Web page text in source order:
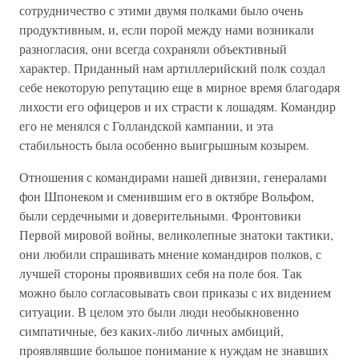
сотрудничество с этими двумя полками было очень
продуктивным, и, если порой между нами возникали
разногласия, они всегда сохраняли объективный
характер. Приданный нам артиллерийский полк создал
себе некоторую репутацию еще в мирное время благодаря
лихости его офицеров и их страсти к лошадям. Командир
его не менялся с Голландской кампании, и эта
стабильность была особенно выигрышным козырем.
Отношения с командирами нашей дивизии, генералами
фон Шпонеком и сменившим его в октябре Вольфом,
были сердечными и доверительными. Фронтовики
Первой мировой войны, великолепные знатоки тактики,
они любили спрашивать мнение командиров полков, с
лучшей стороны проявивших себя на поле боя. Так
можно было согласовывать свои приказы с их видением
ситуации. В целом это были люди необыкновенно
симпатичные, без каких-либо личных амбиций,
проявлявшие большое понимание к нуждам не знавших